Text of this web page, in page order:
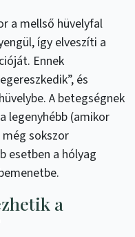
a mellső hüvelyfal
így elveszíti a
Ennek
és
A betegségnek
legenyhébb (amikor
még sokszor
esetben a hólyag
a